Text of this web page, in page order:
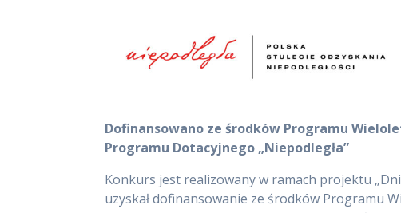
Dofinansowano ze środków Programu
Programu Dotacyjnego „Niepodległa”
Konkurs jest realizowany w ramach projektu
uzyskał dofinansowanie ze środków Programu